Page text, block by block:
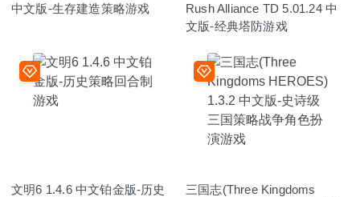
中文版-生存建造策略游戏
Rush Alliance TD 5.01.24 中
文版-经典塔防游戏
文明6 1.4.6 中文铂金版-历史
三国志(Three Kingdoms